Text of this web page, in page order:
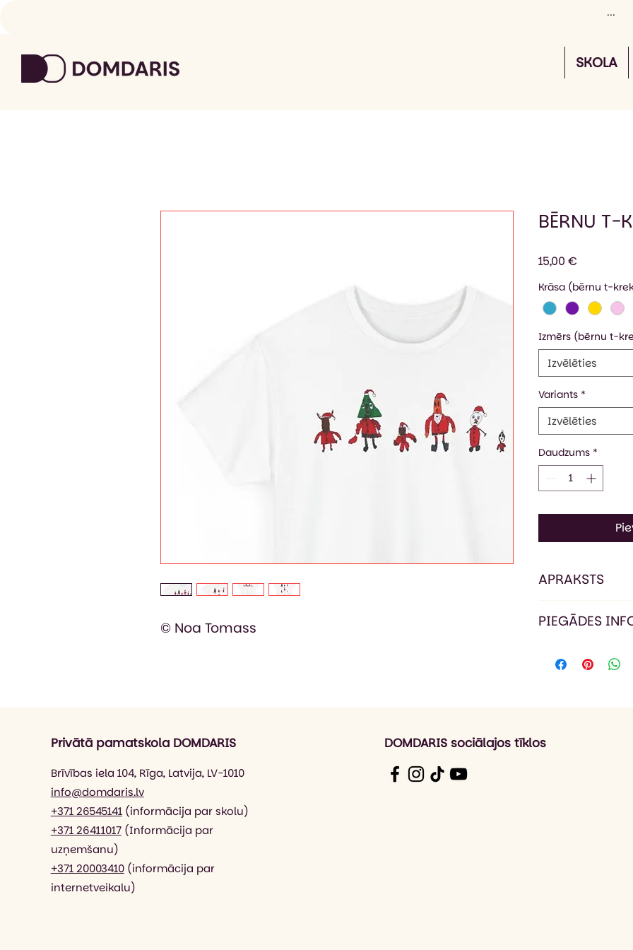
SKOLA
© Noa Tomass
BĒRNU T-
15,00 €
Krāsa (bērnu t-
Izmērs (bērnu t-
Izvēlēties
Variants *
Izvēlēties
Daudzums *
APRAKSTS
Pieguļoša
un apakšmala
118/128cm (8
PIEGĀDES
piegāde ir 1-3
Privātā pamatskola DOMDARIS
Brīvības iela 104, Rīga, Latvija, LV-1010
info@domdaris.lv
+371 26545141(informācija par skolu)
+371 26411017(Informācija par
uzņemšanu)
+371 20003410(informācija par
internetveikalu)
DOMDARIS sociālajos tīklos